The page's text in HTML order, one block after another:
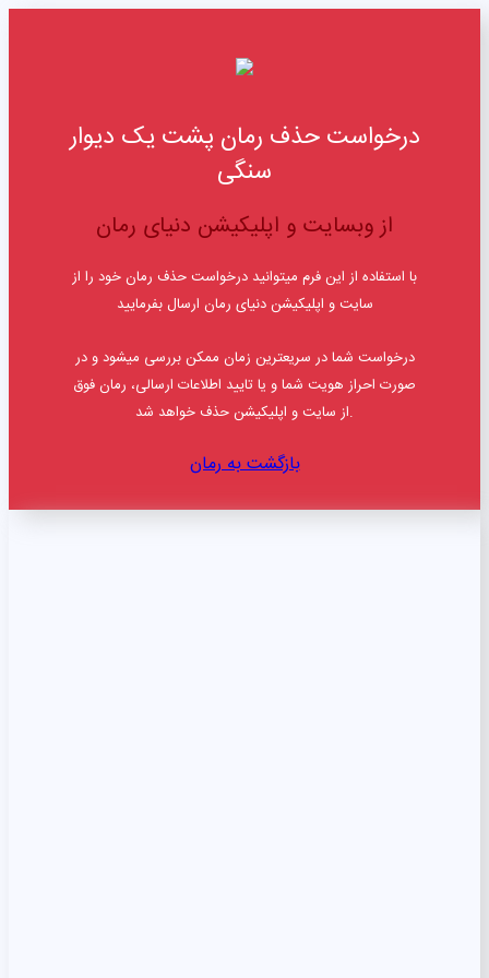
درخواست حذف رمان پشت یک دیوار
سنگی
از وبسایت و اپلیکیشن دنیای رمان
با استفاده از این فرم میتوانید درخواست حذف رمان خود را از
سایت و اپلیکیشن دنیای رمان ارسال بفرمایید
درخواست شما در سریعترین زمان ممکن بررسی میشود و در
صورت احراز هویت شما و یا تایید اطلاعات ارسالی، رمان فوق
از سایت و اپلیکیشن حذف خواهد شد.
بازگشت به رمان